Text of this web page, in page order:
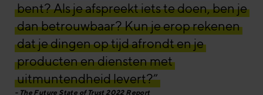
bent? Als je afspreekt iets te doen, ben je
dan betrouwbaar? Kun je erop rekenen
dat je dingen op tijd afrondt en je
producten en diensten met
uitmuntendheid levert?”
The Future State of Trust 2022 Report